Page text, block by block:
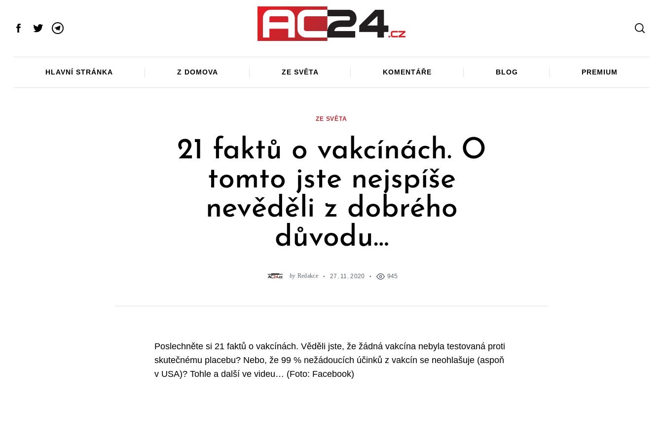
contentFacebook
TwitterTelegram
HLAVNÍ STRÁNKA Z DOMOVA ZE SVĚTA KOMENTÁŘE BLOG PREMIUM
ZE SVĚTA
21 faktů o vakcínách. O
tomto jste nejspíše
nevěděli z dobrého
důvodu…
by Redakce 27. 11. 2020 945
Poslechněte si 21 faktů o vakcínách. Věděli jste, že žádná vakcína nebyla testovaná proti
skutečnému placebu? Nebo, že 99 % nežádoucích účinků z vakcín se neohlašuje (aspoň
v USA)? Tohle a další ve videu… (Foto: Facebook)